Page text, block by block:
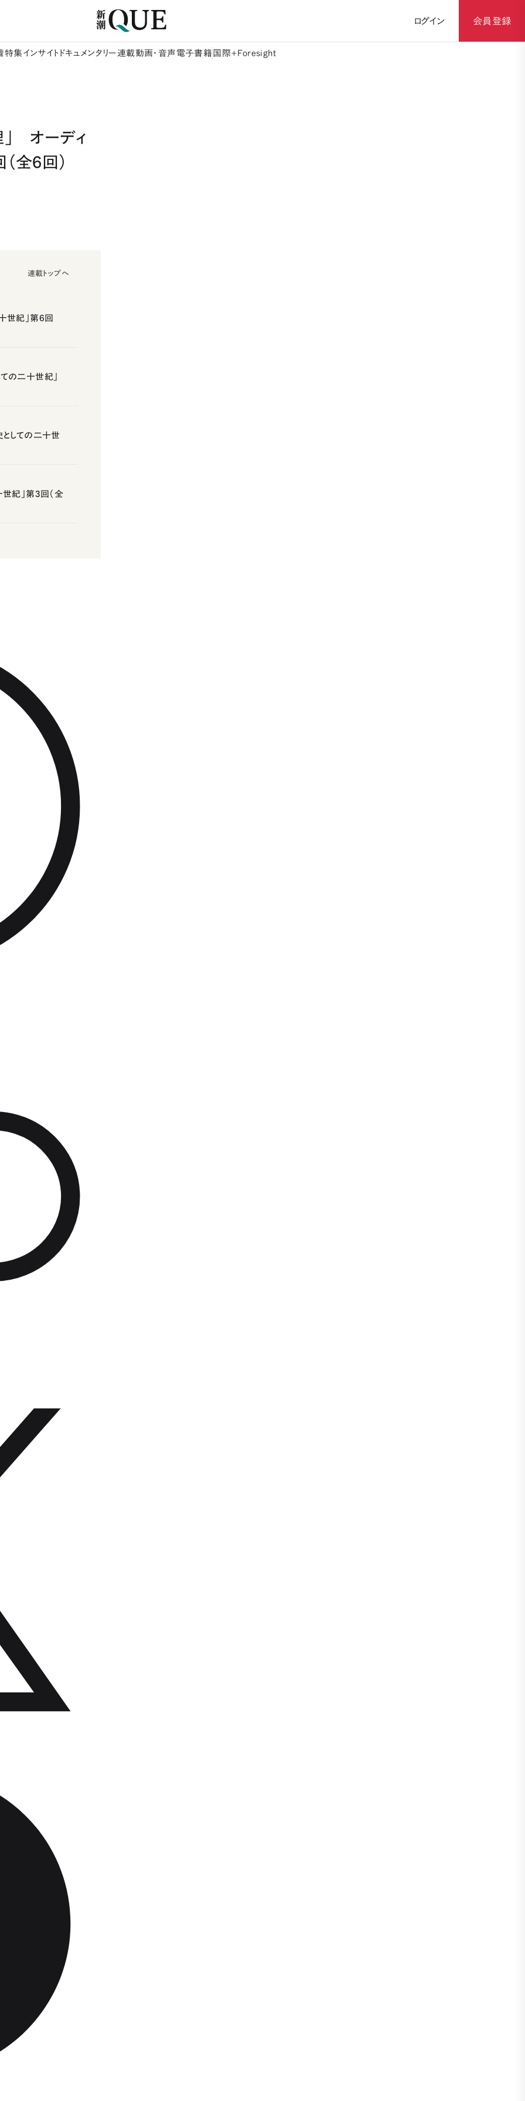
ログイン 会員登録
特集 インサイト ドキュメンタリー 連載動画・音声 電子書籍 国際+Foresight
オーディ
全6回）
連載トップへ
世紀」第6回
の二十世紀」
しての二十世
紀」第3回（全